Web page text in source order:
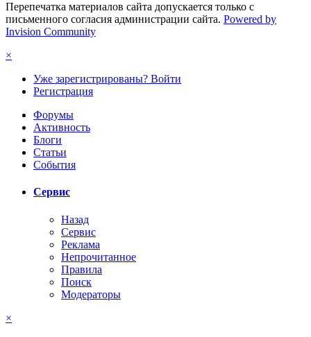
Перепечатка материалов сайта допускается только с
письменного согласия администрации сайта. Powered by
Invision Community
×
Уже зарегистрированы? Войти
Регистрация
Форумы
Активность
Блоги
Статьи
События
Сервис
Назад
Сервис
Реклама
Непрочитанное
Правила
Поиск
Модераторы
×